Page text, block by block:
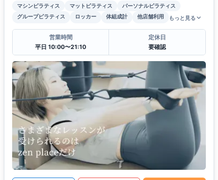
マシンピラティス マットピラティス
パーソナルピラティス
グループピラティス
ロッカー 体組成計 他店舗利用 もっと見る
営業時間
平日 10:00〜21:10
定休日
要確認